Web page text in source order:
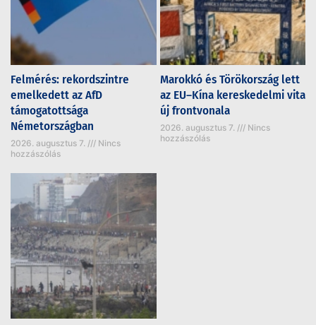
Felmérés: rekordszintre
emelkedett az AfD
támogatottsága
Németországban
2026. augusztus 7.
Nincs
hozzászólás
Marokkó és Törökország lett
az EU–Kína kereskedelmi vita
új frontvonala
2026. augusztus 7.
Nincs
hozzászólás